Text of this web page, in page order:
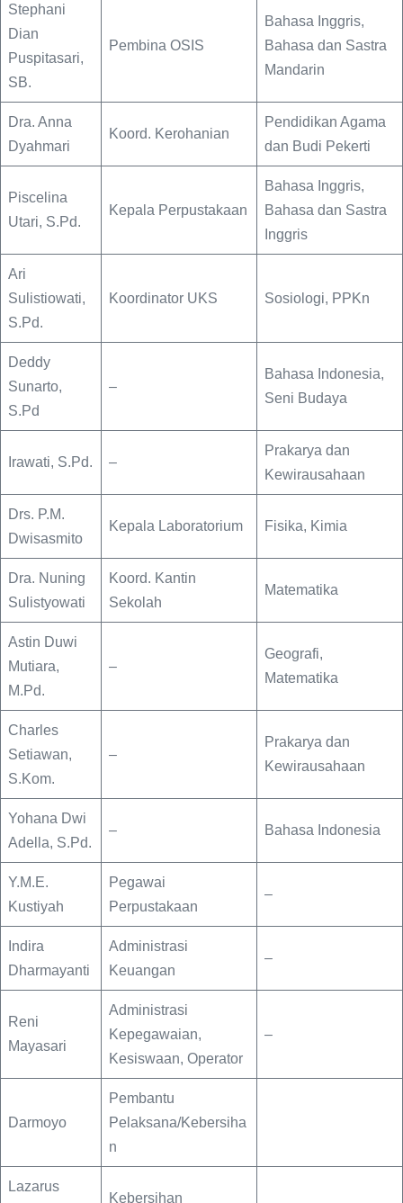
Stephani
Dian
Puspitasari,
SB.
Pembina OSIS
Bahasa Inggris,
Bahasa dan Sastra
Mandarin
Dra. Anna
Dyahmari
Koord. Kerohanian
Pendidikan Agama
dan Budi Pekerti
Piscelina
Utari, S.Pd.
Kepala Perpustakaan
Bahasa Inggris,
Bahasa dan Sastra
Inggris
Ari
Sulistiowati,
S.Pd.
Koordinator UKS Sosiologi, PPKn
Deddy
Sunarto,
S.Pd
–
Bahasa Indonesia,
Seni Budaya
Irawati, S.Pd. –
Prakarya dan
Kewirausahaan
Drs. P.M.
Dwisasmito
Kepala Laboratorium Fisika, Kimia
Dra. Nuning
Sulistyowati
Koord. Kantin
Sekolah
Matematika
Astin Duwi
Mutiara,
M.Pd.
–
Geografi,
Matematika
Charles
Setiawan,
S.Kom.
–
Prakarya dan
Kewirausahaan
Yohana Dwi
Adella, S.Pd.
– Bahasa Indonesia
Y.M.E.
Kustiyah
Pegawai
Perpustakaan
–
Indira
Dharmayanti
Administrasi
Keuangan
–
Reni
Mayasari
Administrasi
Kepegawaian,
Kesiswaan, Operator
–
Darmoyo
Pembantu
Pelaksana/Kebersiha
n
Lazarus
Kebersihan